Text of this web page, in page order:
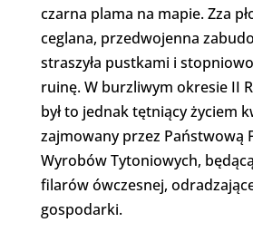
czarna plama na mapie. Zza
ceglana, przedwojenna
straszyła pustkami i
ruinę. W burzliwym okresie II
był to jednak tętniący życiem
zajmowany przez Państwową
Wyrobów Tytoniowych,
filarów ówczesnej,
gospodarki.